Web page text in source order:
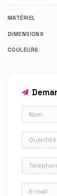
MATÉRIEL
DIMENSIONS
COULEURS